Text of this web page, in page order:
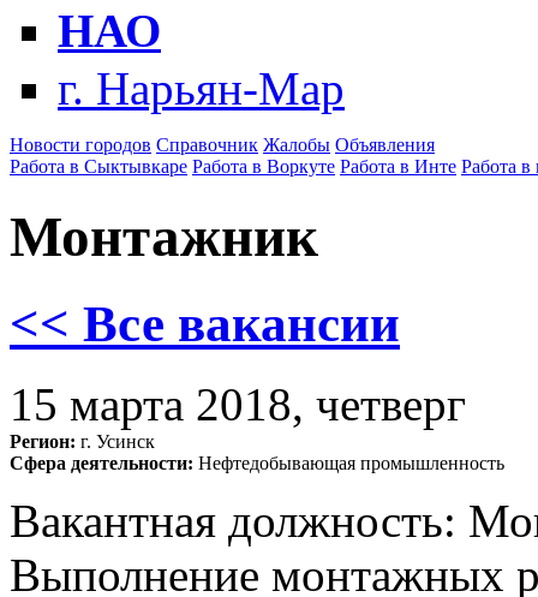
НАО
г. Нарьян-Мар
Новости городов Справочник Жалобы Объявления
Работа в Сыктывкаре Работа в Воркуте Работа в Инте Работа в
Монтажник
<< Все вакансии
15 марта 2018, четверг
Регион: г. Усинск
Сфера деятельности: Нефтедобывающая промышленность
Вакантная должность:
Выполнение монтажных